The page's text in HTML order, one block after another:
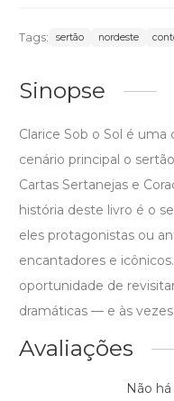
Tags: sertão nordeste
Sinopse
Clarice Sob o Sol é
cenário principal o
Cartas Sertanejas e
história deste livro é o
eles protagonistas ou
encantadores e
oportunidade de
dramáticas — e às
Avaliações
Não